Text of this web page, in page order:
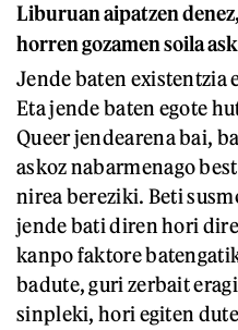
Liburuan aipatzen denez,
horren gozamen soila
Jende baten existentzia
Eta jende baten egote
Queer jendearena bai,
askoz nabarmenago
nirea bereziki. Beti
jende bati diren hori
kanpo faktore
badute, guri zerbait
sinpleki, hori egiten